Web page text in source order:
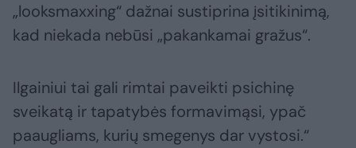
„looksmaxxing“ dažnai sustiprina įsitikinimą,
kad niekada nebūsi „pakankamai gražus“.
Ilgainiui tai gali rimtai paveikti psichinę
sveikatą ir tapatybės formavimąsi, ypač
paaugliams, kurių smegenys dar vystosi.“